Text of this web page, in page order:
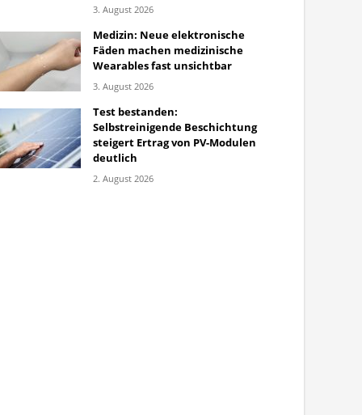
3. August 2026
Medizin: Neue elektronische
Fäden machen medizinische
Wearables fast unsichtbar
3. August 2026
Test bestanden:
Selbstreinigende Beschichtung
steigert Ertrag von PV-Modulen
deutlich
2. August 2026